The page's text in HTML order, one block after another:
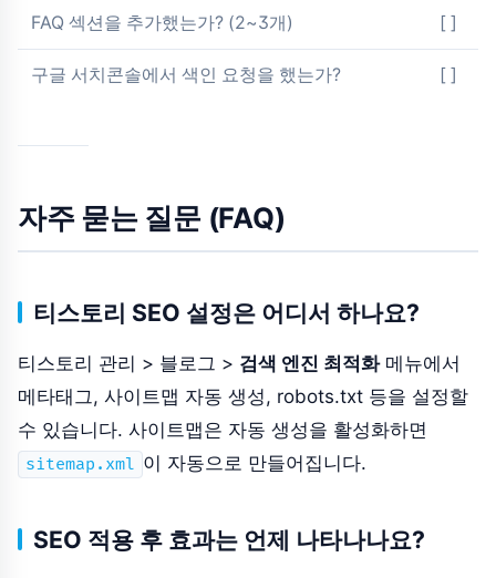
FAQ 섹션을 추가했는가? (2~3개) [ ]
구글 서치콘솔에서 색인 요청을 했는가? [ ]
자주 묻는 질문 (FAQ)
티스토리 SEO 설정은 어디서 하나요?
티스토리 관리 > 블로그 > 검색 엔진 최적화메뉴에서
메타태그, 사이트맵 자동 생성, robots.txt 등을 설정할
수 있습니다. 사이트맵은 자동 생성을 활성화하면
sitemap.xml 이 자동으로 만들어집니다.
SEO 적용 후 효과는 언제 나타나나요?